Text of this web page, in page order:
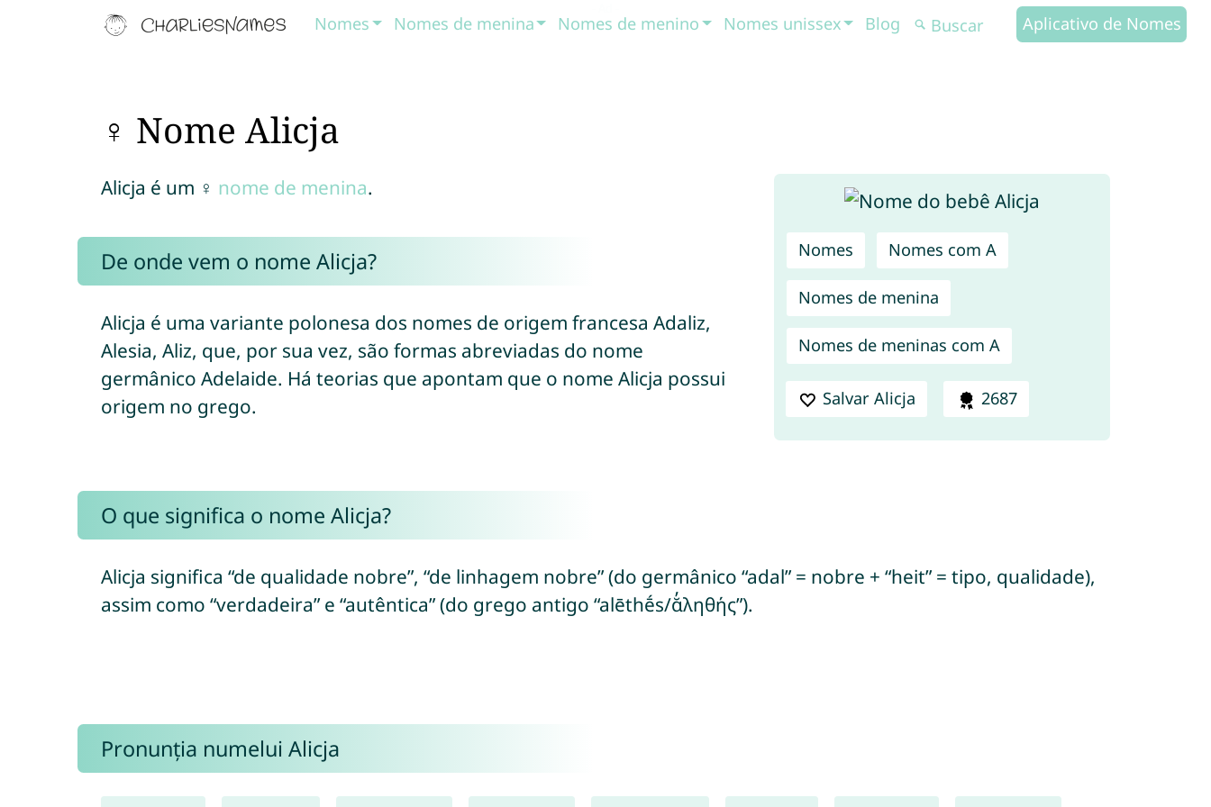
Nomes Nomes de menina Nomes de menino Nomes unissex Blog Aplicativo de Nomes
♀ Nome Alicja
Nomes Nomes com A
Nomes de menina
Nomes de meninas com A
Salvar Alicja 2687
Alicja é um ♀ nome de menina.
De onde vem o nome Alicja?
Alicja é uma variante polonesa dos nomes de origem francesa Adaliz,
Alesia, Aliz, que, por sua vez, são formas abreviadas do nome
germânico Adelaide. Há teorias que apontam que o nome Alicja possui
origem no grego.
O que significa o nome Alicja?
Alicja significa “de qualidade nobre”, “de linhagem nobre” (do germânico “adal” = nobre + “heit” = tipo, qualidade),
assim como “verdadeira” e “autêntica” (do grego antigo “alēthḗs/ᾰ̓ληθής”).
Pronunția numelui Alicja